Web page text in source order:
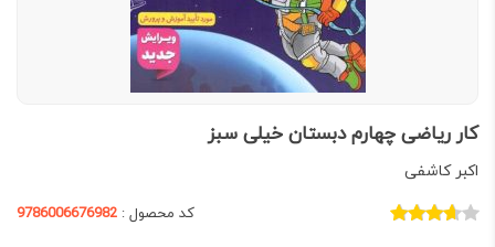
کار ریاضی چهارم دبستان خیلی سبز
اکبر کاشفی
کد محصول : 9786006676982